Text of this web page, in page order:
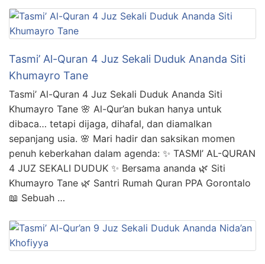
Tasmi’ Al-Quran 4 Juz Sekali Duduk Ananda Siti
Khumayro Tane
Tasmi’ Al-Quran 4 Juz Sekali Duduk Ananda Siti
Khumayro Tane 🌸 Al-Qur’an bukan hanya untuk
dibaca… tetapi dijaga, dihafal, dan diamalkan
sepanjang usia. 🌸 Mari hadir dan saksikan momen
penuh keberkahan dalam agenda: ✨ TASMI’ AL-QURAN
4 JUZ SEKALI DUDUK ✨ Bersama ananda 🌿 Siti
Khumayro Tane 🌿 Santri Rumah Quran PPA Gorontalo
📖 Sebuah …